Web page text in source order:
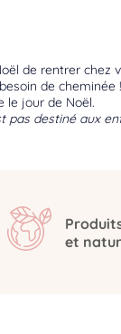
de rentrer
de
le jour de Noël.
destiné aux
et